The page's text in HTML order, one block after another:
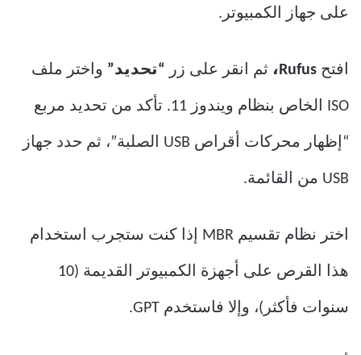
على جهاز الكمبيوتر.
افتح Rufus، ثم انقر على زر “تحديد” واختر ملف
ISO الخاص بنظام ويندوز 11. تأكد من تحديد مربع
“إظهار محركات أقراص USB الصلبة”، ثم حدد جهاز
USB من القائمة.
اختر نظام تقسيم MBR إذا كنت ستجرب استخدام
هذا القرص على أجهزة الكمبيوتر القديمة (10
سنوات فأكثر)، وإلا فاستخدم GPT.